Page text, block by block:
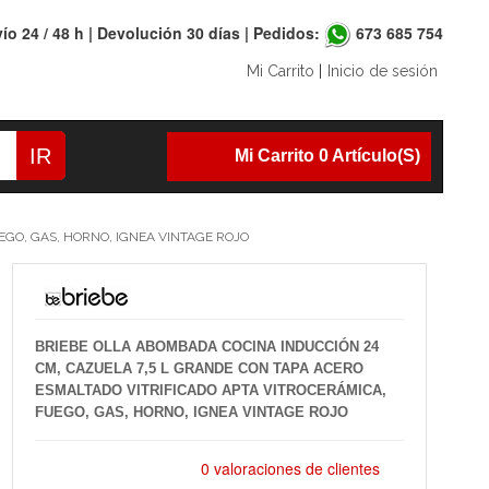
24 / 48 h | Devolución 30 días | Pedidos: 673 685 754
Mi Carrito Inicio de sesión
Mi Carrito 0 Artículo(s)
IR
GAS, HORNO, IGNEA VINTAGE ROJO
BRIEBE OLLA ABOMBADA COCINA INDUCCIÓN 24
CM, CAZUELA 7,5 L GRANDE CON TAPA ACERO
ESMALTADO VITRIFICADO APTA VITROCERÁMICA,
FUEGO, GAS, HORNO, IGNEA VINTAGE ROJO
0 valoraciones de clientes